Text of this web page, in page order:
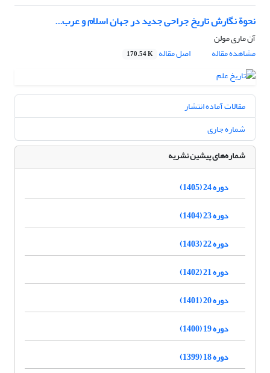
نحوة نگارش تاریخ جراحی جدید در جهان اسلام و عرب...
آن ماری مولن
مشاهده مقاله
اصل مقاله 170.54 K
مقالات آماده انتشار
شماره جاری
شماره‌های پیشین نشریه
دوره 24 (1405)
دوره 23 (1404)
دوره 22 (1403)
دوره 21 (1402)
دوره 20 (1401)
دوره 19 (1400)
دوره 18 (1399)